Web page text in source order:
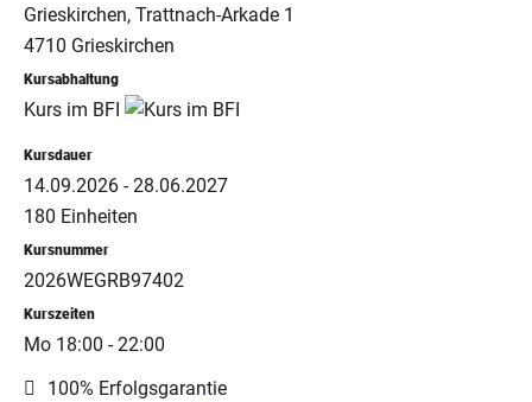
Grieskirchen, Trattnach-Arkade 1
4710 Grieskirchen
Kursabhaltung
Kurs im BFI
Kursdauer
14.09.2026 - 28.06.2027
180 Einheiten
Kursnummer
2026WEGRB97402
Kurszeiten
Mo 18:00 - 22:00
100% Erfolgsgarantie